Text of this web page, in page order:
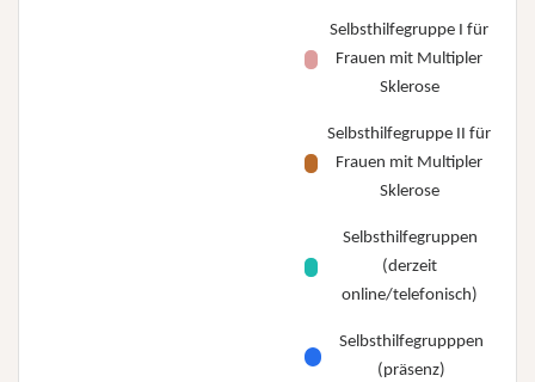
Selbsthilfegruppe I für
Frauen mit Multipler
Sklerose
Selbsthilfegruppe II für
Frauen mit Multipler
Sklerose
Selbsthilfegruppen
(derzeit
online/telefonisch)
Selbsthilfegrupppen
(präsenz)